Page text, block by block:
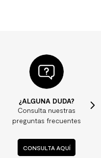
¿ALGUNA DUDA?
Consulta nuestras
preguntas frecuentes
CONSULTA AQUÍ